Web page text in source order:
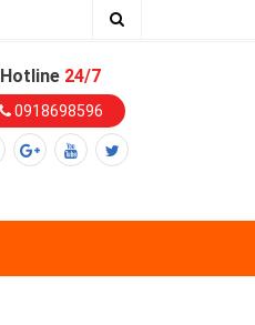
Hotline 24/7
0918698596